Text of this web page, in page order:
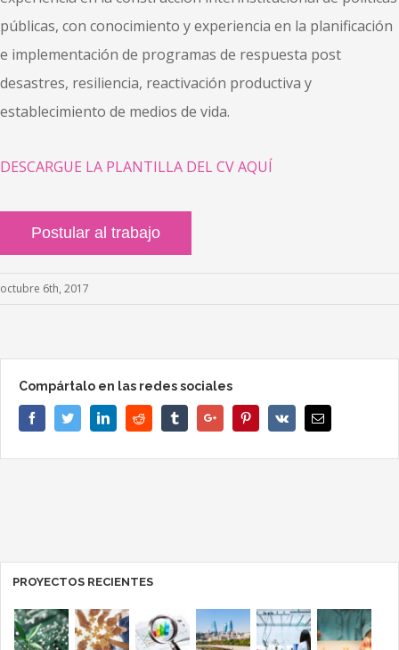
públicas, con conocimiento y experiencia en la planificación
e implementación de programas de respuesta post
desastres, resiliencia, reactivación productiva y
establecimiento de medios de vida.
DESCARGUE LA PLANTILLA DEL CV AQUÍ
octubre 6th, 2017
Compártalo en las redes sociales
FacebookTwitterLinkedinReddit TumblrGoogle+ PinterestVk Email
PROYECTOS RECIENTES